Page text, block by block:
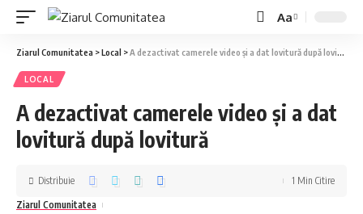
Aa
Ziarul Comunitatea >Local >A dezactivat camerele video și a dat lovitură după lovitură
LOCAL
A dezactivat camerele video și a dat
lovitură după lovitură
Ziarul Comunitatea
Distribuie 1 Min Citire